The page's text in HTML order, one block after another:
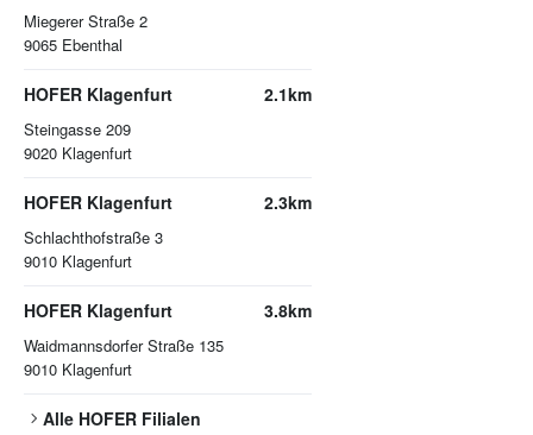
Miegerer Straße 2
9065 Ebenthal
HOFER Klagenfurt
Steingasse 209
9020 Klagenfurt
2.1km
HOFER Klagenfurt
Schlachthofstraße 3
9010 Klagenfurt
2.3km
HOFER Klagenfurt
Waidmannsdorfer Straße 135
9010 Klagenfurt
3.8km
Alle HOFER Filialen